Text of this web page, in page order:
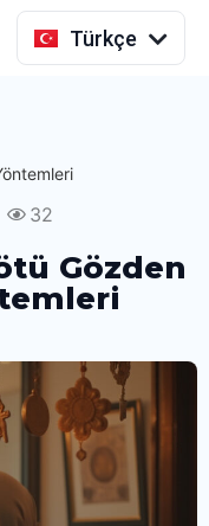
Türkçe
Indonesia
32
Gözden